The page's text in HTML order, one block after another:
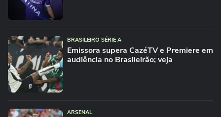
BRASILEIRO SÉRIE A
Emissora supera CazéTV e Premiere em
audiência no Brasileirão; veja
ARSENAL